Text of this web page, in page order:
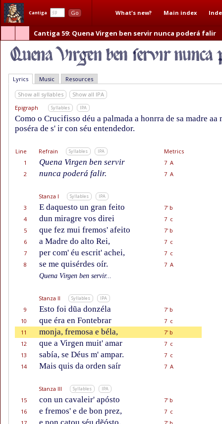
Cantiga Go What's new? Main index
Cantiga 59: Quena Virgen ben servir nunca poderá falir
Lyrics Music Resources
Show all syllables
Show all IPA
Epigraph
Syllables IPA
Como o Crucifisso déu a palmada a honrra de sa madre aa
poséra de s' ir con séu entendedor.
Line Refrain Syllables IPA
Metrics
1
Quena Virgen ben servir
7 A
2
nunca poderá falir. 7 A
Stanza I Syllables IPA
3 E daquesto un gran feito
7' b
4
dun miragre vos direi
7 c
5
que fez mui fremos' afeito
7' b
6
a Madre do alto Rei,
7 c
7
per com' éu escrit' achei,
7 c
8
se me quisérdes oír.
7 A
Quena Virgen ben servir...
Stanza II Syllables IPA
9 Esto foi dũa donzéla
7' b
10
que éra en Fontebrar
7 c
11
monja, fremosa e béla,
7' b
12
que a Virgen muit' amar
7 c
13
sabía, se Déus m' ampar.
7 c
14
Mais quis da orden saír 7 A
Stanza III Syllables IPA
15 con un cavaleir' apósto
7' b
16
e fremos' e de bon prez,
7 c